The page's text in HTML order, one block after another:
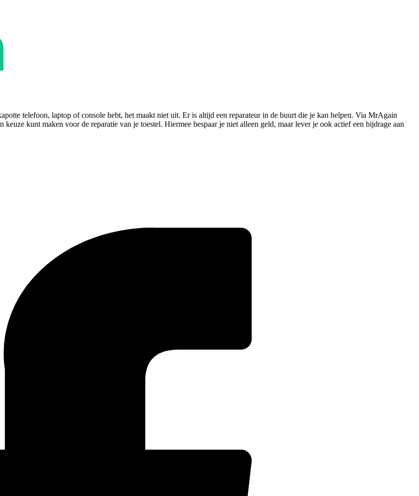
telefoon, laptop of console hebt, het maakt niet uit. Er is altijd een reparateur in de buurt die je kan helpen. Via MrAgain
kunt maken voor de reparatie van je toestel. Hiermee bespaar je niet alleen geld, maar lever je ook actief een bijdrage aan